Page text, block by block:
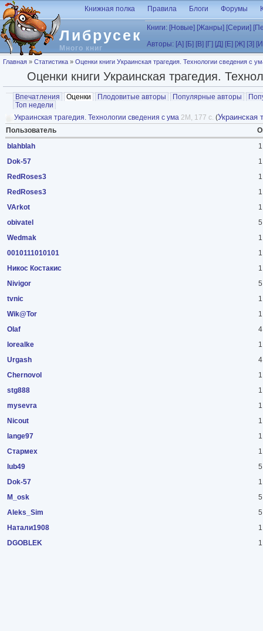
Перейти к основному содержанию
Либрусек
Много книг
Книжная полка Правила Блоги Форумы
Книги: [Новые] [Жанры] [Серии]
Авторы: [А] [Б] [В] [Г] [Д] [Е] [Ж] [З]
Вы здесь
Главная » Статистика » Оценки книги Украинская трагедия. Технологии сведения с
Оценки книги Украинская трагедия.
Главные вкладки
Впечатления Оценки (активная вкладка)
Плодовитые авторы Популярные авторы
Топ недели
Украинская трагедия. Технологии сведения с ума 2M, 177 с. (Украинская
Пользователь
blahblah
1
Dok-57
1
RedRoses3
1
RedRoses3
1
VArkot
1
obivatel
5
Wedmak
1
0010111010101
1
Никос Костакис
1
Nivigor
5
tvnic
1
Wik@Tor
1
Olaf
4
lorealke
1
Urgash
4
Chernovol
1
stg888
1
mysevra
1
Nicout
1
lange97
1
Стармех
1
lub49
5
Dok-57
1
M_osk
5
Aleks_Sim
5
Натали1908
1
DGOBLEK
1